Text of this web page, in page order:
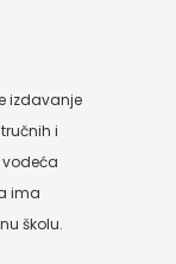
izdavanje
i
vodeća
ima
školu.